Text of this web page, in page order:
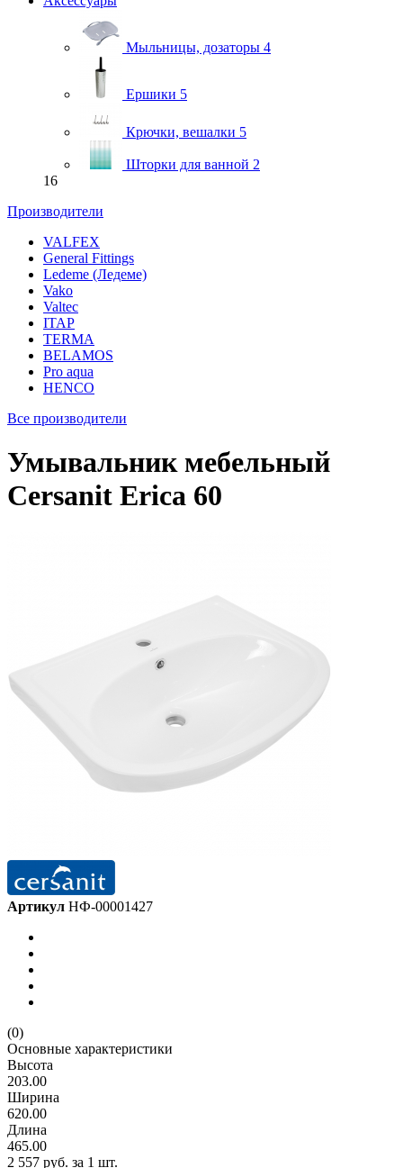
Мыльницы, дозаторы 4
Ершики 5
Крючки, вешалки 5
Шторки для ванной 2
16
Производители
VALFEX
General Fittings
Ledeme (Ледеме)
Vako
Valtec
ITAP
TERMA
BELAMOS
Pro aqua
HENCO
Все производители
Умывальник мебельный
Cersanit Erica 60
Артикул НФ-00001427
(0)
Основные характеристики
Высота
203.00
Ширина
620.00
Длина
465.00
2 557 руб. за 1 шт.